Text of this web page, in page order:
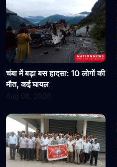
चंबा में बड़ा बस हादसा: 10 लोगों की
मौत, कई घायल
Aug 08, 2026